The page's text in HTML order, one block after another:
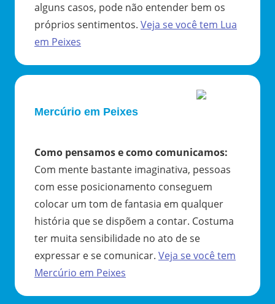
alguns casos, pode não entender bem os
próprios sentimentos. Veja se você tem Lua
em Peixes
Mercúrio em Peixes
Como pensamos e como comunicamos:
Com mente bastante imaginativa, pessoas
com esse posicionamento conseguem
colocar um tom de fantasia em qualquer
história que se dispõem a contar. Costuma
ter muita sensibilidade no ato de se
expressar e se comunicar. Veja se você tem
Mercúrio em Peixes